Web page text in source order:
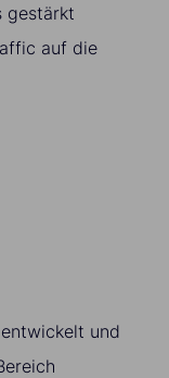
gestärkt
auf die
und